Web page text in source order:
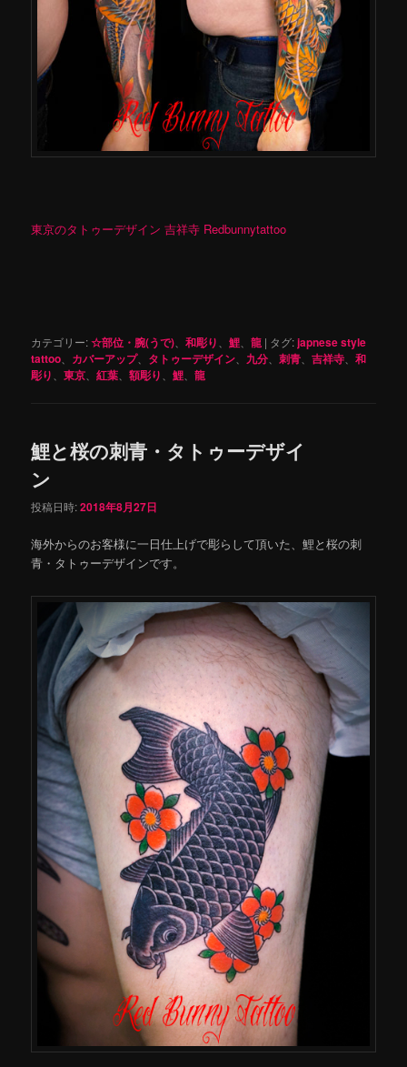
東京のタトゥーデザイン 吉祥寺 Redbunnytattoo
カテゴリー:☆部位・腕(うで)、和彫り、鯉、龍 | タグ:japnese style
tattoo、 カバーアップ、 タトゥーデザイン、 九分、刺青、吉祥寺、和
彫り、東京、紅葉、額彫り、鯉、龍
鯉と桜の刺青・タトゥーデザイ
ン
投稿日時:2018年8月27日
海外からのお客様に一日仕上げで彫らして頂いた、鯉と桜の刺
青・タトゥーデザインです。